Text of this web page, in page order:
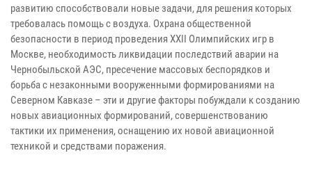
развитию способствовали новые задачи, для решения которых
требовалась помощь с воздуха. Охрана общественной
безопасности в период проведения XXII Олимпийских игр в
Москве, необходимость ликвидации последствий аварии на
Чернобыльской АЭС, пресечение массовых беспорядков и
борьба с незаконными вооруженными формированиями на
Северном Кавказе – эти и другие факторы побуждали к созданию
новых авиационных формирований, совершенствованию
тактики их применения, оснащению их новой авиационной
техникой и средствами поражения.